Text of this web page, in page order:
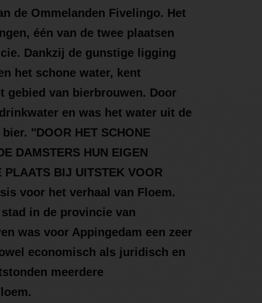
de Ommelanden Fivelingo. Het
één van de twee plaatsen
Dankzij de gunstige ligging
het schone water, kent
gebied van bierbrouwen. Door
en was het water uit de
"DOOR HET SCHONE
DAMSTERS HUN EIGEN
PLAATS BIJ UITSTEK VOOR
voor het verhaal van Floem.
in de provincie van
was voor Appingedam een zeer
economisch als juridisch en
meerdere